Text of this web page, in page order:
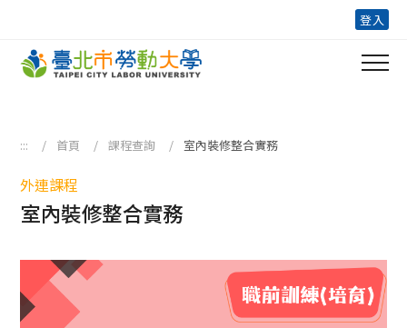
登入
::: 首頁 課程查詢 室內裝修整合實務
外連課程
室內裝修整合實務